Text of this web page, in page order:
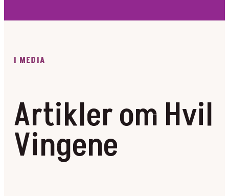
I MEDIA
Artikler om Hvil
Vingene